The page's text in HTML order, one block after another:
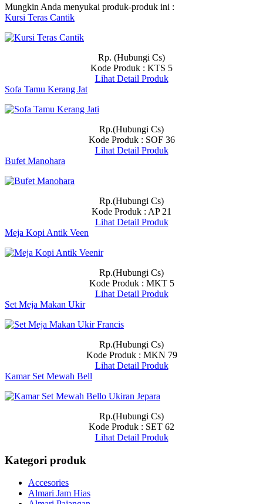
Mungkin Anda menyukai produk-produk ini :
Kursi Teras Cantik
Rp. (Hubungi Cs)
Kode Produk : KTS 5
Lihat Detail Produk
Sofa Tamu Kerang Jat
Rp.(Hubungi Cs)
Kode Produk : SOF 36
Lihat Detail Produk
Bufet Manohara
Rp.(Hubungi Cs)
Kode Produk : AP 21
Lihat Detail Produk
Meja Kopi Antik Veen
Rp.(Hubungi Cs)
Kode Produk : MKT 5
Lihat Detail Produk
Set Meja Makan Ukir
Rp.(Hubungi Cs)
Kode Produk : MKN 79
Lihat Detail Produk
Kamar Set Mewah Bell
Rp.(Hubungi Cs)
Kode Produk : SET 62
Lihat Detail Produk
Kategori produk
Accesories
Almari Jam Hias